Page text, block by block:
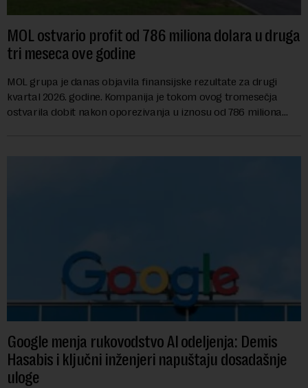
MOL ostvario profit od 786 miliona dolara u druga
tri meseca ove godine
MOL grupa je danas objavila finansijske rezultate za drugi
kvartal 2026. godine. Kompanija je tokom ovog tromesečja
ostvarila dobit nakon oporezivanja u iznosu od 786 miliona
Google menja rukovodstvo AI odeljenja: Demis
Hasabis i ključni inženjeri napuštaju dosadašnje
uloge